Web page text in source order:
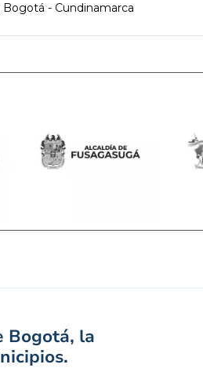
- Cundinamarca
Bogotá, la